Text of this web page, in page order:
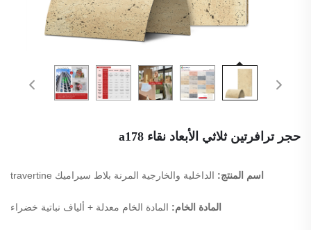
حجر ترافرتين ثلاثي الأبعاد نقاء a178
اسم المنتج: الداخلية والخارجية المرنة بلاط سيراميك travertine
المادة الخام: المادة الخام معدلة + ألياف نباتية خضراء